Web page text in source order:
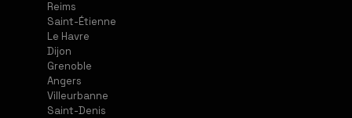
Reims
Saint-Étienne
Le Havre
Dijon
Grenoble
Angers
Villeurbanne
Saint-Denis